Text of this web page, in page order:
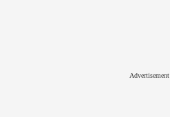
Advertisement